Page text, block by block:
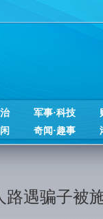
军事·科技
奇闻·趣事
路遇骗子被